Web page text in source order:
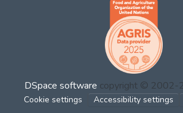
DSpace software copyright © 2002-
Cookie settings Accessibility settings